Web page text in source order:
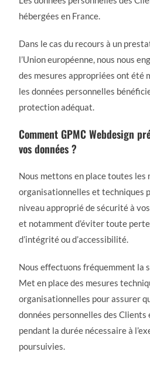
hébergées en France.
Dans le cas du recours à un
l’Union européenne, nous nous
des mesures appropriées ont été
les données personnelles
protection adéquat.
Comment GPMC Webdesign
vos données ?
Nous mettons en place toutes les
organisationnelles et techniques
niveau approprié de sécurité à
et notamment d’éviter toute
d’intégrité ou d’accessibilité.
Nous effectuons fréquemment la
Met en place des mesures
organisationnelles pour assurer
données personnelles des Clients
pendant la durée nécessaire à
poursuivies.